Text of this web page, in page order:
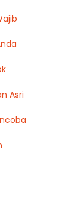
Asri